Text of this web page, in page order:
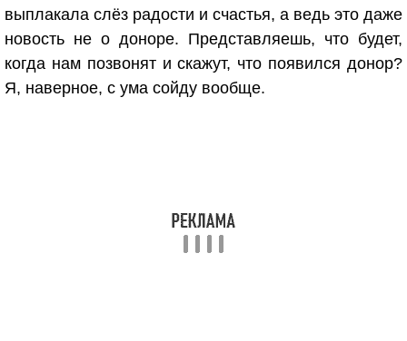
выплакала слёз радости и счастья, а ведь это даже
новость не о доноре. Представляешь, что будет,
когда нам позвонят и скажут, что появился донор?
Я, наверное, с ума сойду вообще.